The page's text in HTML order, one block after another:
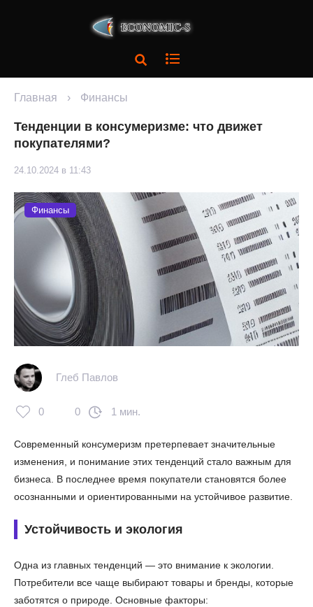
Главная › Финансы
Тенденции в консумеризме: что движет
покупателями?
24.10.2024 в 11:43
Финансы
Глеб Павлов
0 0 1 мин.
Современный консумеризм претерпевает значительные
изменения, и понимание этих тенденций стало важным для
бизнеса. В последнее время покупатели становятся более
осознанными и ориентированными на устойчивое развитие.
Устойчивость и экология
Одна из главных тенденций — это внимание к экологии.
Потребители все чаще выбирают товары и бренды, которые
заботятся о природе. Основные факторы: